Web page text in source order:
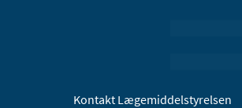
Kontakt Lægemiddelstyrelsen